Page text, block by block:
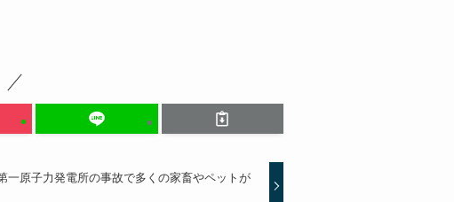
一原子力発電所の事故で多くの家畜やペットが